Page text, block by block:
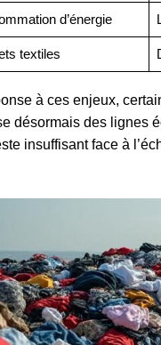
d’énergie
textiles
à ces enjeux,
désormais des lignes
insuffisant face à